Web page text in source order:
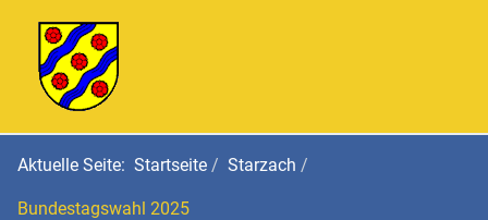
Aktuelle Seite: Startseite Starzach
Bundestagswahl 2025